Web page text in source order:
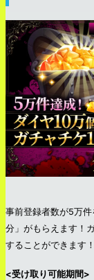
事前登録者数が5万
分」がもらえます！
することができます！
<受け取り可能期間>